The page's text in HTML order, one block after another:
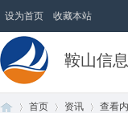
设为首页 收藏本站
鞍山信
首页 资讯 查看